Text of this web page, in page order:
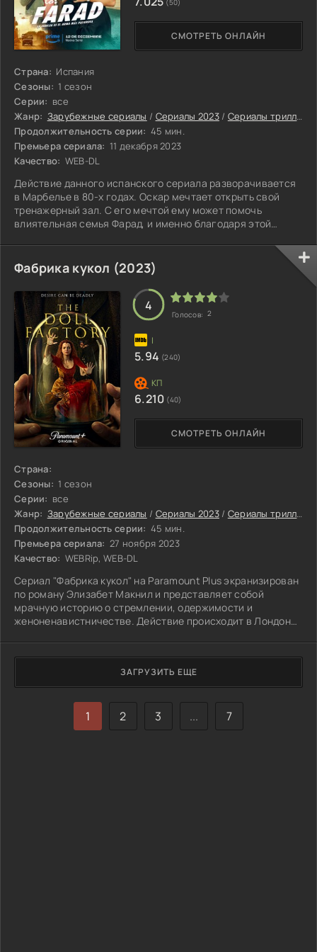
Страна: Испания
Сезоны: 1 сезон
Серии: все
Жанр: Зарубежные сериалы / Сериалы 2023/ Сериалы триллеры 2023
Продолжительность серии: 45 мин.
Премьера сериала: 11 декабря 2023
Качество: WEB-DL
Действие данного испанского сериала разворачивается
в Марбелье в 80-х годах. Оскар мечтает открыть свой
тренажерный зал. С его мечтой ему может помочь
влиятельная семья Фарад, и именно благодаря этой
СМОТРЕТЬ ОНЛАЙН
(50)
Фабрика кукол (2023)
Страна:
Сезоны: 1 сезон
Серии: все
Жанр: Зарубежные сериалы / Сериалы 2023/ Сериалы триллеры 2023
Продолжительность серии: 45 мин.
Премьера сериала: 27 ноября 2023
Качество: WEBRip, WEB-DL
Сериал "Фабрика кукол" на Paramount Plus экранизирован
по роману Элизабет Макнил и представляет собой
мрачную историю о стремлении, одержимости и
женоненавистничестве. Действие происходит в Лондоне
СМОТРЕТЬ ОНЛАЙН
4
Голосов: 2
5.94 (240)
6.210 (40)
ЗАГРУЗИТЬ ЕЩЕ
1 2 3 ... 7